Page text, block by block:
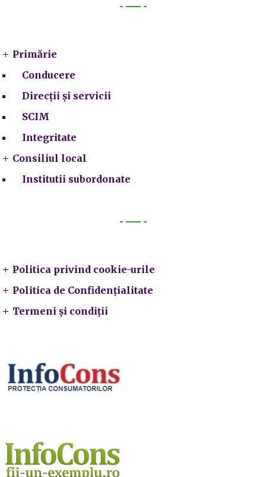
Primărie
Conducere
Direcții și servicii
SCIM
Integritate
Consiliul local
Institutii subordonate
Politica privind cookie-urile
Politica de Confidențialitate
Termeni și condiții